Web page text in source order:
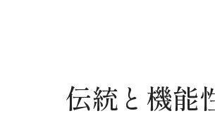
伝統と機能